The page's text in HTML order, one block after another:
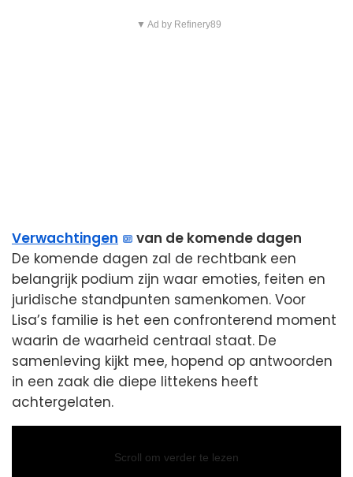
▼ Ad by Refinery89
Verwachtingen
van de komende dagen
De komende dagen zal de rechtbank een
belangrijk podium zijn waar emoties, feiten en
juridische standpunten samenkomen. Voor
Lisa’s familie is het een confronterend moment
waarin de waarheid centraal staat. De
samenleving kijkt mee, hopend op antwoorden
in een zaak die diepe littekens heeft
achtergelaten.
Scroll om verder te lezen